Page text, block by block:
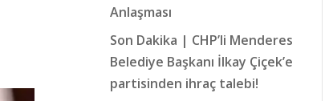
Anlaşması
Son Dakika | CHP’li Menderes
Belediye Başkanı İlkay Çiçek’e
partisinden ihraç talebi!